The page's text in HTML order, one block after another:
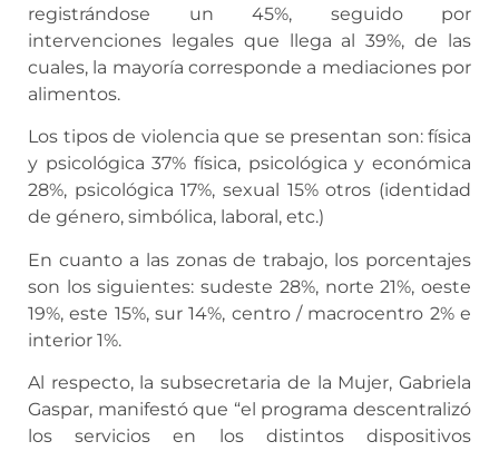
registrándose un 45%, seguido por
intervenciones legales que llega al 39%, de las
cuales, la mayoría corresponde a mediaciones por
alimentos.
Los tipos de violencia que se presentan son: física
y psicológica 37% física, psicológica y económica
28%, psicológica 17%, sexual 15% otros (identidad
de género, simbólica, laboral, etc.)
En cuanto a las zonas de trabajo, los porcentajes
son los siguientes: sudeste 28%, norte 21%, oeste
19%, este 15%, sur 14%, centro / macrocentro 2% e
interior 1%.
Al respecto, la subsecretaria de la Mujer, Gabriela
Gaspar, manifestó que “el programa descentralizó
los servicios en los distintos dispositivos